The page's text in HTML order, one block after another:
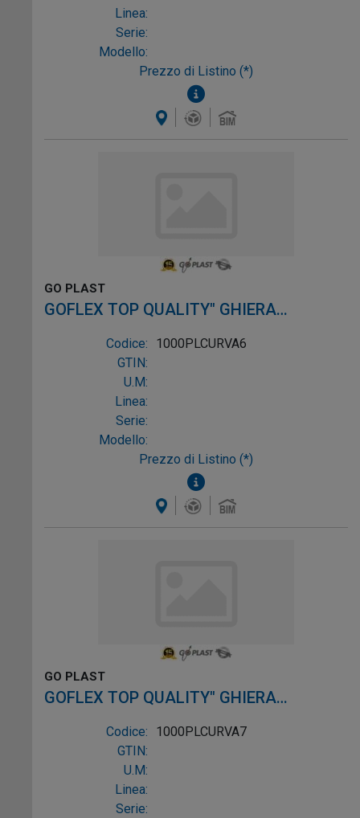
Linea:
Serie:
Modello:
Prezzo di Listino (*)
GO PLAST
GOFLEX TOP QUALITY" GHIERA
PLASTICA SALVASPAZIO 1"1/2X40/50
Codice:
1000PLCURVA6
GTIN:
U.M:
Linea:
Serie:
Modello:
Prezzo di Listino (*)
GO PLAST
GOFLEX TOP QUALITY" GHIERA
PLASTICA SALVASPAZIO 1"1/2X32/40
Codice:
1000PLCURVA7
GTIN:
U.M:
Linea:
Serie: